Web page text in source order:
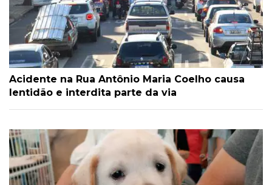
Acidente na Rua Antônio Maria Coelho causa
lentidão e interdita parte da via